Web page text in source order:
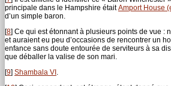
principale dans le Hampshire étaitAmport House
d’un simple baron.
[8] Ce qui est étonnant à plusieurs points de vue :
et auraient eu peu d’occasions de rencontrer un
enfance sans doute entourée de serviteurs à sa
que déballer la valise de son mari.
[9] Shambala VI.